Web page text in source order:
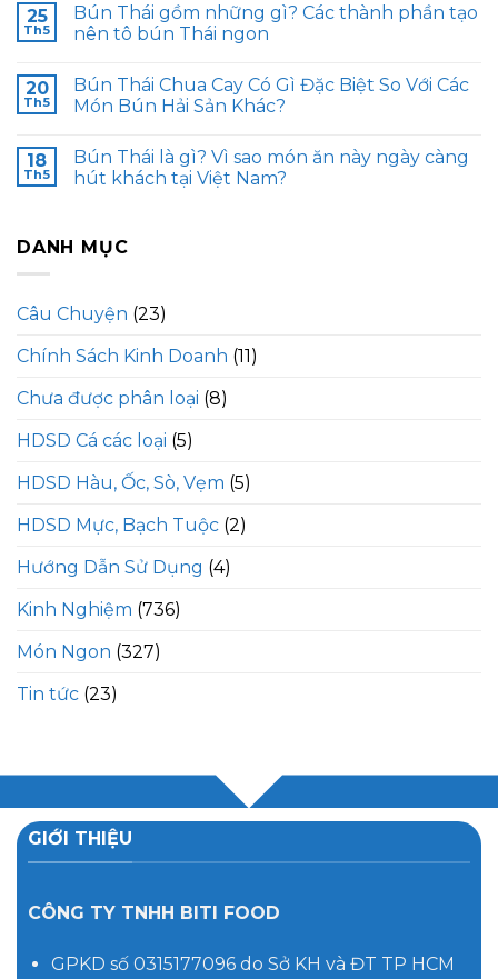
25
Th5
Bún Thái gồm những gì? Các thành phần tạo
nên tô bún Thái ngon
20
Th5
Bún Thái Chua Cay Có Gì Đặc Biệt So Với Các
Món Bún Hải Sản Khác?
18
Th5
Bún Thái là gì? Vì sao món ăn này ngày càng
hút khách tại Việt Nam?
DANH MỤC
Câu Chuyện (23)
Chính Sách Kinh Doanh (11)
Chưa được phân loại (8)
HDSD Cá các loại (5)
HDSD Hàu, Ốc, Sò, Vẹm (5)
HDSD Mực, Bạch Tuộc (2)
Hướng Dẫn Sử Dụng (4)
Kinh Nghiệm (736)
Món Ngon (327)
Tin tức (23)
GIỚI THIỆU
CÔNG TY TNHH BITI FOOD
GPKD số 0315177096 do Sở KH và ĐT TP HCM